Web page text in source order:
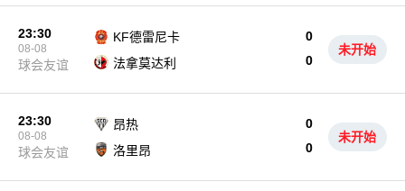
23:30
08-08
球会友谊
KF德雷尼卡
0
0
法拿莫达利
未开始
23:30
08-08
球会友谊
昂热
0
0
洛里昂
未开始